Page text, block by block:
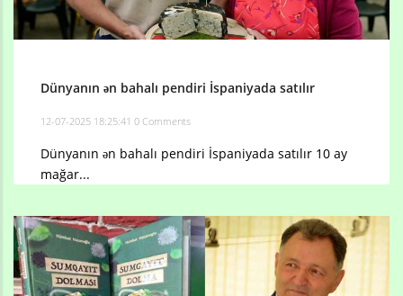
Dünyanın ən bahalı pendiri İspaniyada satılır
12-07-2025 18:25:41 0 Comments
Dünyanın ən bahalı pendiri İspaniyada satılır 10 ay
mağar...